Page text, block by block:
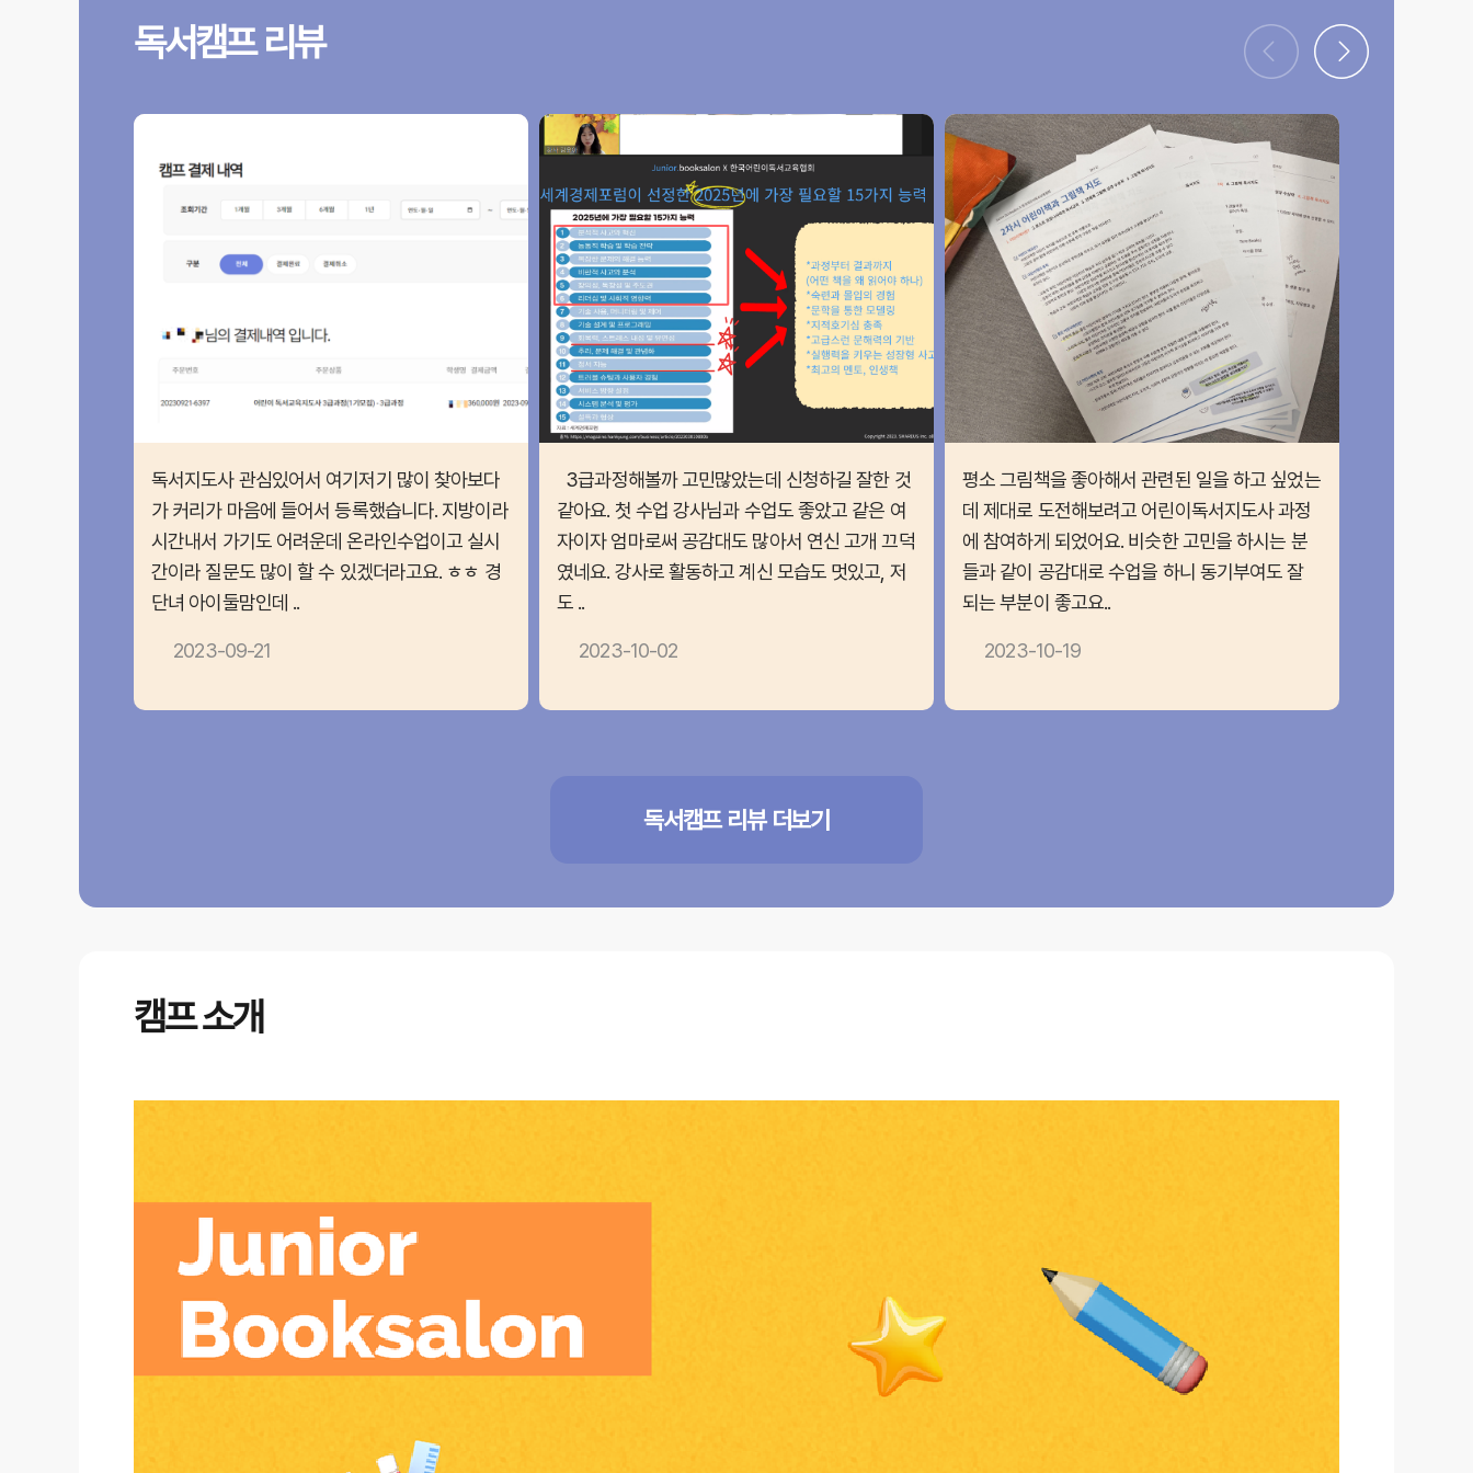
독서캠프 리뷰
독서지도사 관심있어서 여기저기 많이 찾아보다
가 커리가 마음에 들어서 등록했습니다. 지방이라
시간내서 가기도 어려운데 온라인수업이고 실시
간이라 질문도 많이 할 수 있겠더라고요. ㅎㅎ 경
단녀 아이둘맘인데 ..
2023-09-21
3급과정해볼까 고민많았는데 신청하길 잘한 것
같아요. 첫 수업 강사님과 수업도 좋았고 같은 여
자이자 엄마로써 공감대도 많아서 연신 고개 끄덕
였네요. 강사로 활동하고 계신 모습도 멋있고, 저
도 ..
2023-10-02
평소 그림책을 좋아해서 관련된 일을 하고 싶었는
데 제대로 도전해보려고 어린이독서지도사 과정
에 참여하게 되었어요. 비슷한 고민을 하시는 분
들과 같이 공감대로 수업을 하니 동기부여도 잘
되는 부분이 좋고요..
2023-10-19
독서캠프 리뷰 더보기
캠프 소개